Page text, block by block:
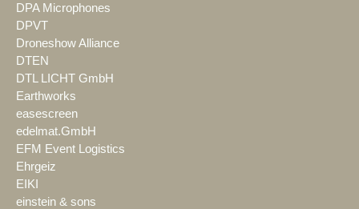
DPA Microphones
DPVT
Droneshow Alliance
DTEN
DTL LICHT GmbH
Earthworks
easescreen
edelmat.GmbH
EFM Event Logistics
Ehrgeiz
EIKI
einstein & sons